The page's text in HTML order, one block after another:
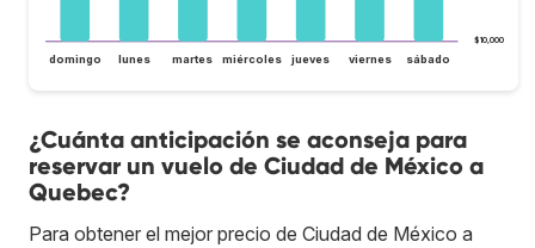
$10,000
domingo lunes martes miércoles jueves viernes sábado
¿Cuánta anticipación se aconseja para
reservar un vuelo de Ciudad de México a
Quebec?
Para obtener el mejor precio de Ciudad de México a